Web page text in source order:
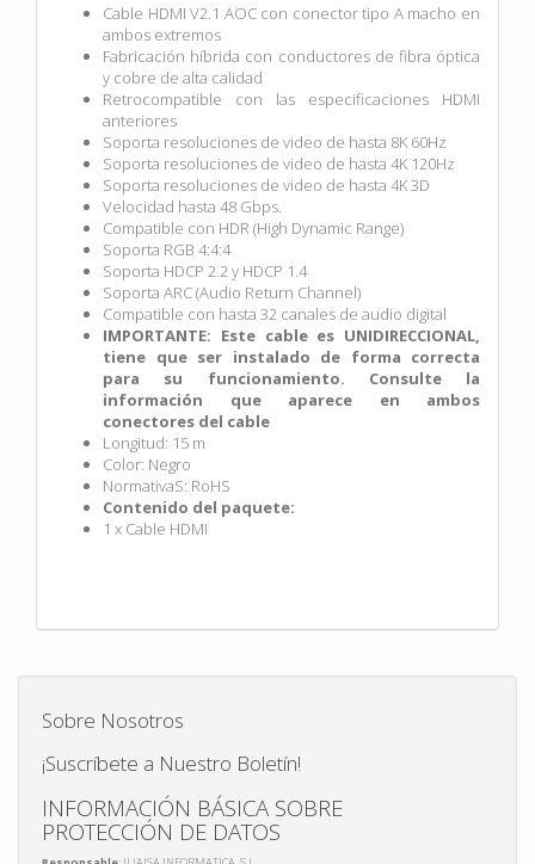
Cable HDMI V2.1 AOC con conector tipo A macho en
ambos extremos
Fabricación híbrida con conductores de fibra óptica
y cobre de alta calidad
Retrocompatible con las especificaciones HDMI
anteriores
Soporta resoluciones de video de hasta 8K 60Hz
Soporta resoluciones de video de hasta 4K 120Hz
Soporta resoluciones de video de hasta 4K 3D
Velocidad hasta 48 Gbps.
Compatible con HDR (High Dynamic Range)
Soporta RGB 4:4:4
Soporta HDCP 2.2 y HDCP 1.4
Soporta ARC (Audio Return Channel)
Compatible con hasta 32 canales de audio digital
IMPORTANTE: Este cable es UNIDIRECCIONAL,
tiene que ser instalado de forma correcta
para su funcionamiento. Consulte la
información que aparece en ambos
conectores del cable
Longitud: 15 m
Color: Negro
NormativaS: RoHS
Contenido del paquete:
1 x Cable HDMI
Sobre Nosotros
¡Suscríbete a Nuestro Boletín!
INFORMACIÓN BÁSICA SOBRE
PROTECCIÓN DE DATOS